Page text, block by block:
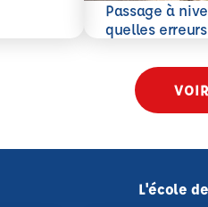
Passage à
quelles
En savoir plus
L'école